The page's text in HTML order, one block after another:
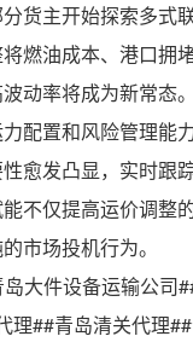
主开始探索多式
燃油成本、港口
动率将成为新常态。
配置和风险管理
发凸显，实时跟
仅提高运价调整
市场投机行为。
大件设备运输公
##青岛清关代理